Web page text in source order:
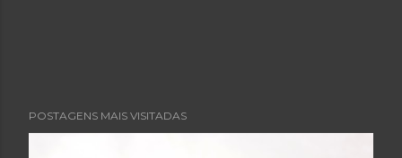
POSTAGENS MAIS VISITADAS